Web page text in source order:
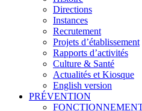
Directions
Instances
Recrutement
Projets d’établissement
Rapports d’activités
Culture & Santé
Actualités et Kiosque
English version
PRÉVENTION